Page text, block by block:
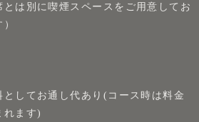
とは別に喫煙スペースをご用意してお
してお通し代あり(コース時は料金
れます)